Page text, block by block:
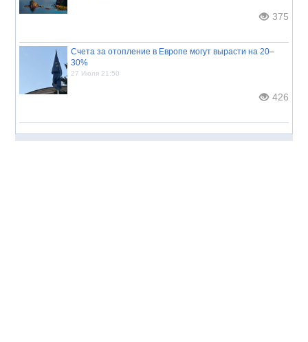
375
Счета за отопление в Европе могут вырасти на 20–
30%
27 Июля 21:50
426